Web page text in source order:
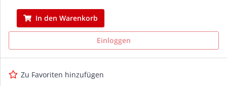
In den Warenkorb
Einloggen
Zu Favoriten hinzufügen